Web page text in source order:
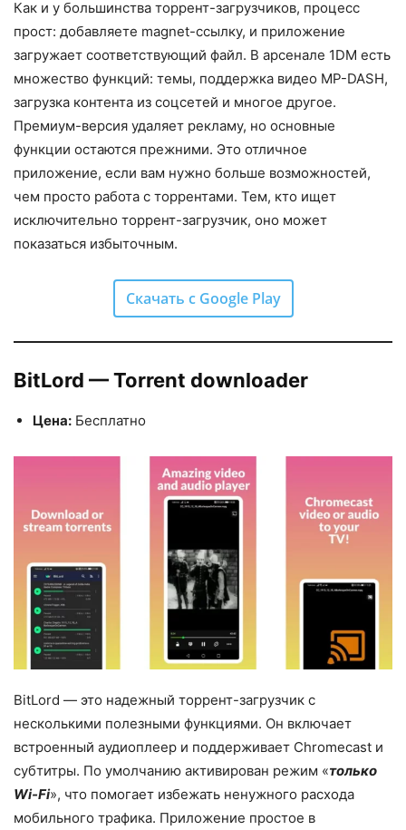
Как и у большинства торрент-загрузчиков, процесс
прост: добавляете magnet-ссылку, и приложение
загружает соответствующий файл. В арсенале 1DM есть
множество функций: темы, поддержка видео MP-DASH,
загрузка контента из соцсетей и многое другое.
Премиум-версия удаляет рекламу, но основные
функции остаются прежними. Это отличное
приложение, если вам нужно больше возможностей,
чем просто работа с торрентами. Тем, кто ищет
исключительно торрент-загрузчик, оно может
показаться избыточным.
Скачать с Google Play
BitLord — Torrent downloader
Цена: Бесплатно
BitLord — это надежный торрент-загрузчик с
несколькими полезными функциями. Он включает
встроенный аудиоплеер и поддерживает Chromecast и
субтитры. По умолчанию активирован режим «только
Wi-Fi», что помогает избежать ненужного расхода
мобильного трафика. Приложение простое в